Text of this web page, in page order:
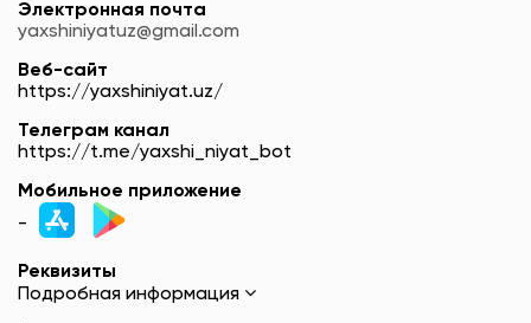
Электронная почта
yaxshiniyatuz@gmail.com
Веб-сайт
https://yaxshiniyat.uz/
Телеграм канал
https://t.me/yaxshi_niyat_bot
Мобильное приложение
-
Реквизиты
Подробная информация